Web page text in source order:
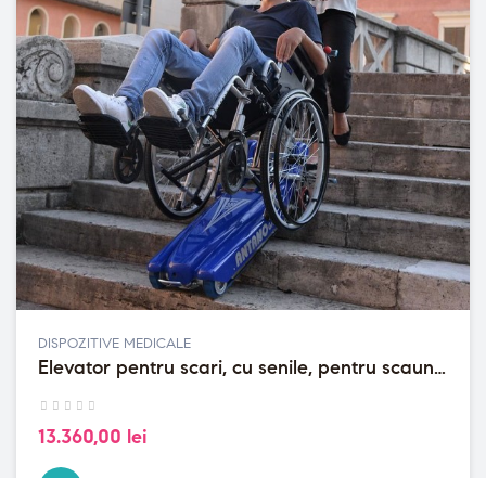
DISPOZITIVE MEDICALE
Elevator pentru scari, cu senile, pentru scaune
13.360,00 lei